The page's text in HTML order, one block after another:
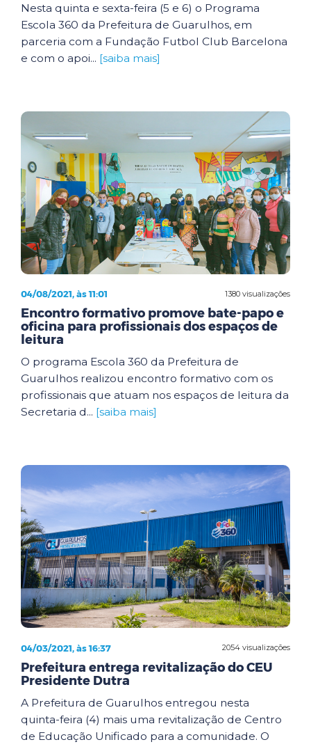
Nesta quinta e sexta-feira (5 e 6) o Programa
Escola 360 da Prefeitura de Guarulhos, em
parceria com a Fundação Futbol Club Barcelona
e com o apoi... [saiba mais]
1380 visualizações
04/08/2021, às 11:01
Encontro formativo promove bate-papo e
oficina para profissionais dos espaços de
leitura
O programa Escola 360 da Prefeitura de
Guarulhos realizou encontro formativo com os
profissionais que atuam nos espaços de leitura da
Secretaria d... [saiba mais]
2054 visualizações
04/03/2021, às 16:37
Prefeitura entrega revitalização do CEU
Presidente Dutra
A Prefeitura de Guarulhos entregou nesta
quinta-feira (4) mais uma revitalização de Centro
de Educação Unificado para a comunidade. O